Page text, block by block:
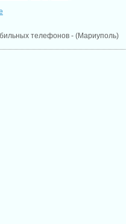
телефонов - (Мариуполь)